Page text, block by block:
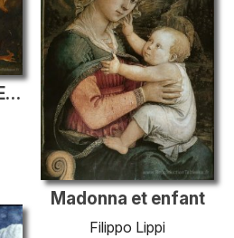
Madonna et enfant
Filippo Lippi
La vision de Saint Eustace